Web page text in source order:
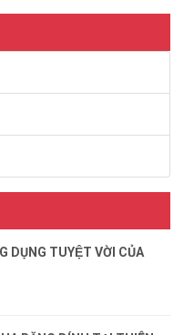
DỤNG TUYỆT VỜI CỦA